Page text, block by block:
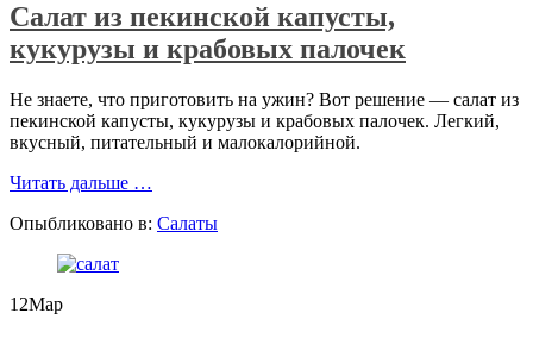
Салат из пекинской капусты,
кукурузы и крабовых палочек
Не знаете, что приготовить на ужин? Вот решение — салат из
пекинской капусты, кукурузы и крабовых палочек. Легкий,
вкусный, питательный и малокалорийной.
Читать дальше
пекинской
…
Опыбликовано в: Салаты
12Мар